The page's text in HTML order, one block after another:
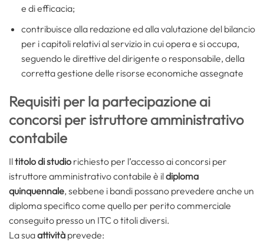
e di efficacia;
contribuisce alla redazione ed alla valutazione del bilancio
per i capitoli relativi al servizio in cui opera e si occupa,
seguendo le direttive del dirigente o responsabile, della
corretta gestione delle risorse economiche assegnate
Requisiti per la partecipazione ai
concorsi per istruttore amministrativo
contabile
Iltitolo di studio richiesto per l’accesso ai concorsi per
istruttore amministrativo contabile è ildiploma
quinquennale, sebbene i bandi possano prevedere anche un
diploma specifico come quello per perito commerciale
conseguito presso un ITC o titoli diversi.
La suaattività prevede: